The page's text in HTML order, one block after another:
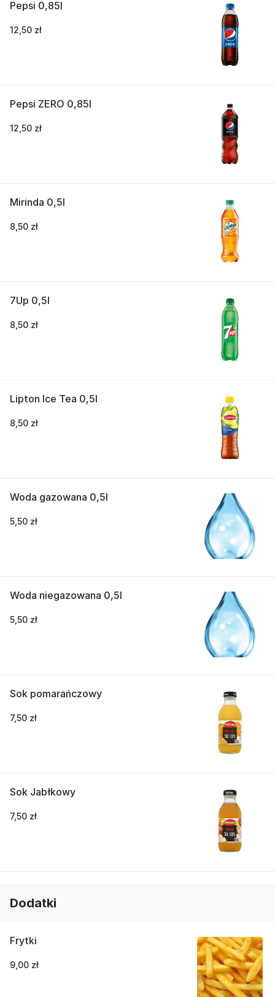
Pepsi 0,85l
12,50 zł
Pepsi ZERO 0,85l
12,50 zł
Mirinda 0,5l
8,50 zł
7Up 0,5l
8,50 zł
Lipton Ice Tea 0,5l
8,50 zł
Woda gazowana 0,5l
5,50 zł
Woda niegazowana 0,5l
5,50 zł
Sok pomarańczowy
7,50 zł
Sok Jabłkowy
7,50 zł
Dodatki
Frytki
9,00 zł